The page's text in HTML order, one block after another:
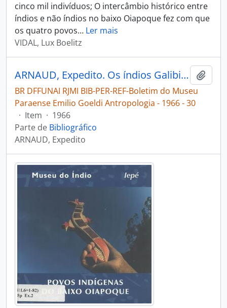
cinco mil indivíduos; O intercâmbio histórico entre
índios e não índios no baixo Oiapoque fez com que
os quatro povos… Ler mais
VIDAL, Lux Boelitz
ARNAUD, Expedito. Os índios Galibi do rio Oiapoque tradição e mudança [Boletim do Museu Paraense Emilio Goeldi Antropologia]
BR DFFUNAI RJMI BIB-PER-REF-Boletim do Museu
Paraense Emilio Goeldi Antropologia - 1966 - 30
· Item · 1966
Parte de Bibliográfico
ARNAUD, Expedito